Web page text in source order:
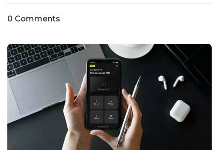
0 Comments